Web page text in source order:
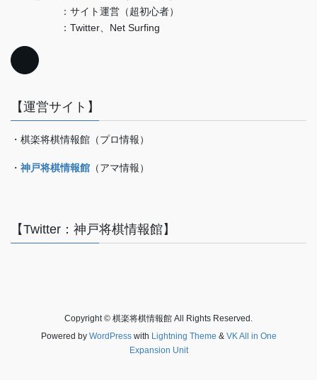
：サイト運営（超初心者）
：Twitter、Net Surfing
【運営サイト】
・棋楽将棋情報館（プロ情報）
・ 神戸将棋情報館 （アマ情報）
【Twitter：神戸将棋情報館】
Copyright © 棋楽将棋情報館 All Rights Reserved.
Powered by WordPresswith Lightning Theme & VK All in One
Expansion Unit